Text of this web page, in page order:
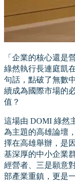
「企業的核心還是
綠然執行長連庭凱
句話，點破了無數
續成為國際市場的
值？
這場由 DOMI 綠然
為主題的高雄論壇
擇在高雄舉辦，是
基深厚的中小企業
經營者、三是願意
部產業重鎮，更是